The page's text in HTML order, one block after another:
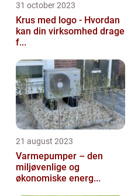
31 october 2023
Krus med logo - Hvordan
kan din virksomhed drage
f...
21 august 2023
Varmepumper – den
miljøvenlige og
økonomiske energ...